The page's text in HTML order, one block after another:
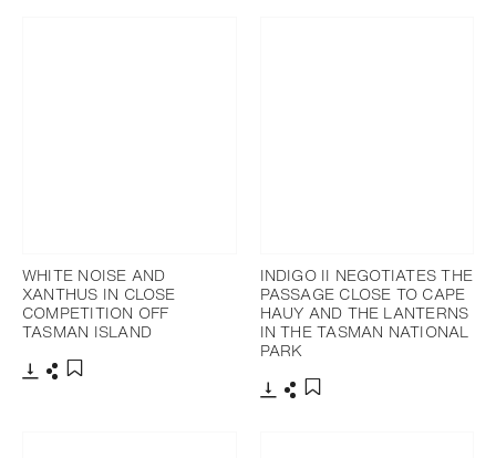
WHITE NOISE AND
XANTHUS IN CLOSE
COMPETITION OFF
TASMAN ISLAND
INDIGO II NEGOTIATES THE
PASSAGE CLOSE TO CAPE
HAUY AND THE LANTERNS
IN THE TASMAN NATIONAL
PARK